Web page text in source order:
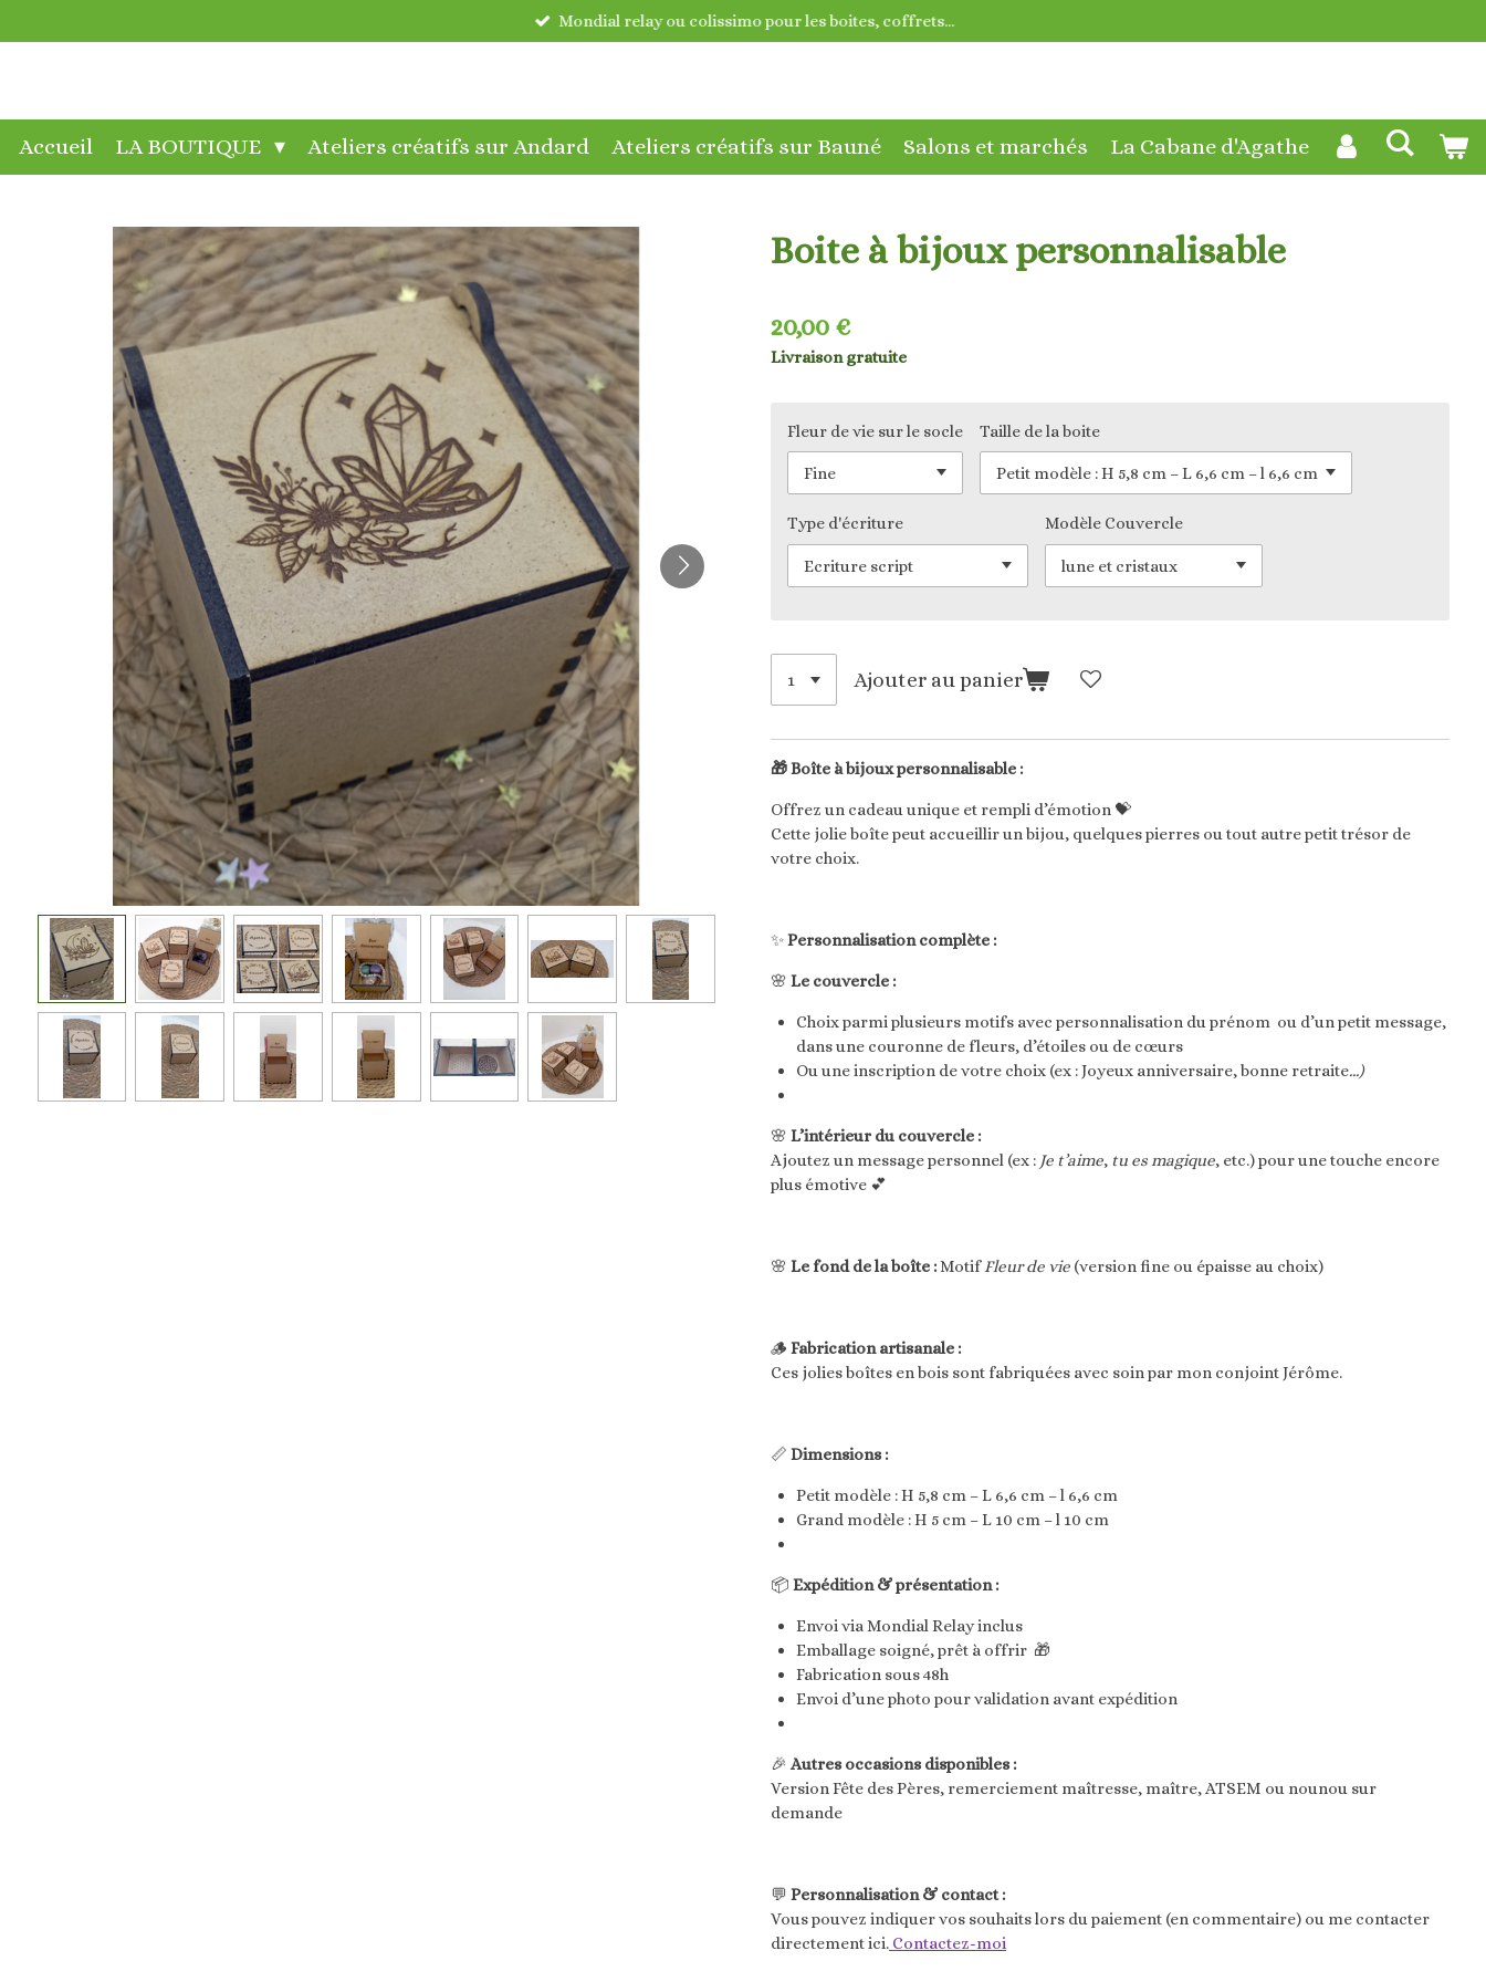
au
Mondial relay ou colissimo pour les boites, coffrets...
Accueil LA BOUTIQUE Ateliers créatifs sur Andard Ateliers créatifs sur Bauné Salons et marchés La Cabane d'Agathe
Boite à bijoux personnalisable
20,00 €
Livraison gratuite
Fleur de vie sur le socle Taille de la boite
Type d'écriture Modèle Couvercle
Ajouter au panier
🎁Boîte à bijoux personnalisable :
Offrez un cadeau unique et rempli d’émotion 💝
Cette jolie boîte peut accueillir un bijou, quelques pierres ou tout autre petit trésor de
votre choix.
✨Personnalisation complète :
🌸 Le couvercle :
Choix parmi plusieurs motifs avec personnalisation du prénom ou d’un petit message,
dans une couronne de fleurs, d’étoiles ou de cœurs
Ou une inscription de votre choix (ex : Joyeux anniversaire, bonne retraite...)
🌸 L’intérieur du couvercle :
Ajoutez un message personnel (ex : Je t’aime, tu es magique, etc.) pour une touche encore
plus émotive 💕
🌸 Le fond de la boîte :MotifFleur de vie (version fine ou épaisse au choix)
🪵 Fabrication artisanale :
Ces jolies boîtes en bois sont fabriquées avec soin par mon conjoint Jérôme.
📏 Dimensions :
Petit modèle : H 5,8 cm – L 6,6 cm – l 6,6 cm
Grand modèle : H 5 cm – L 10 cm – l 10 cm
📦 Expédition & présentation :
Envoi via Mondial Relay inclus
Emballage soigné, prêt à offrir 🎁
Fabrication sous 48h
Envoi d’une photo pour validation avant expédition
🎉 Autres occasions disponibles :
Version Fête des Pères, remerciement maîtresse, maître, ATSEM ou nounou sur
demande
💬 Personnalisation & contact :
Vous pouvez indiquer vos souhaits lors du paiement (en commentaire) ou me contacter
directement ici. Contactez-moi